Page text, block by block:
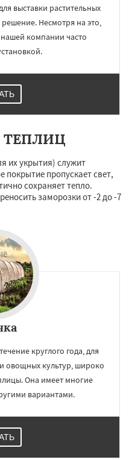
выставки растительных
Несмотря на это,
компании часто
ТЕПЛИЦ
их укрытия) служит
покрытие пропускает свет,
сохраняет тепло.
заморозки от -2 до -7
круглого года, для
овощных культур, широко
Она имеет многие
вариантами.
персональных данных